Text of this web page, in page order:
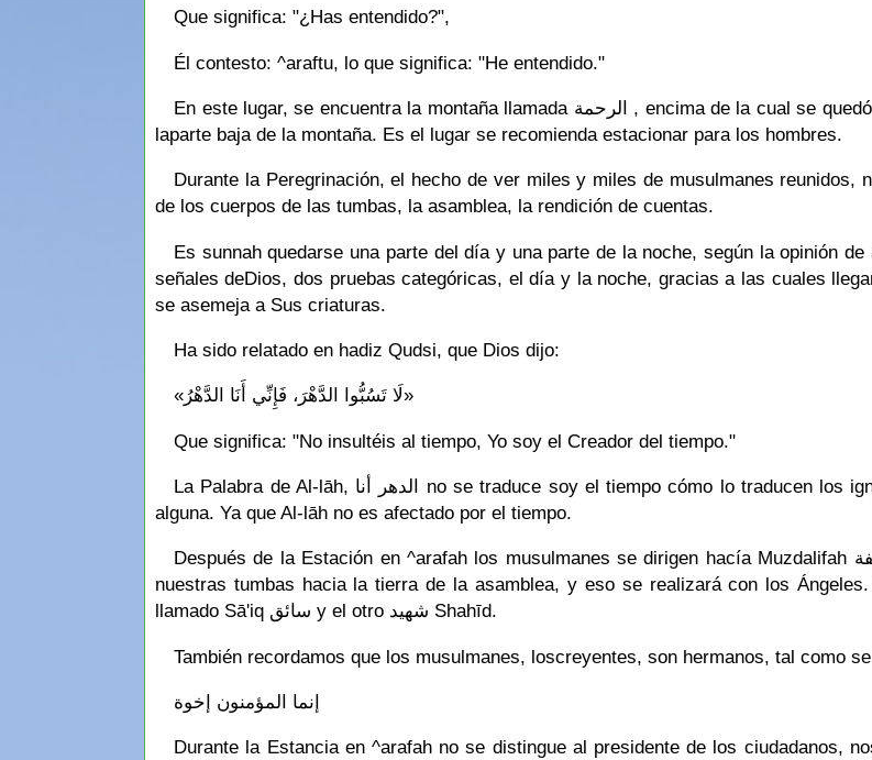
Que significa: "¿Has entendido?",
Él contesto: ^araftu, lo que significa: "He entendido."
En este lugar, se encuentra la montaña llamada الرحمة , encima de la cual se quedó el ProfetaMuhammad y estacionó donde las rocas, en
laparte baja de la montaña. Es el lugar se recomienda estacionar para los hombres.
Durante la Peregrinación, el hecho de ver miles y miles de musulmanes
de los cuerpos de las tumbas, la asamblea, la rendición de cuentas.
Es sunnah quedarse una parte del día y una parte de la noche, según la opinión
señales deDios, dos pruebas categóricas, el día y la noche, gracias a las cuales
se asemeja a Sus criaturas.
Ha sido relatado en hadiz Qudsi, que Dios dijo:
«لَا تَسُبُّوا الدَّهْرَ، فَإِنِّي أَنَا الدَّهْرُ»
Que significa: "No insultéis al tiempo, Yo soy el Creador del tiempo."
La Palabra de Al-lāh, الدهر أنا no se traduce soy el tiempo cómo lo traducen los ignorantes, si no qué es el Creador del tiempo, sin duda
alguna. Ya que Al-lāh no es afectado por el tiempo.
Después de la Estación en ^arafah los musulmanes se dirigen hacía Muzdalifah مزدلفة, lo que recuerda que seremos conducidos desde
nuestras tumbas hacia la tierra de la asamblea, y eso se realizará con los
llamado Sā'iq سائق y el otro شهيد Shahīd.
También recordamos que los musulmanes, loscreyentes, son hermanos, tal como
إنما المؤمنون إخوة
Durante la Estancia en ^arafah no se distingue al presidente de los ciudadanos,